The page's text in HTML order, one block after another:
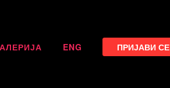
ENG ПРИЈАВИ СЕ